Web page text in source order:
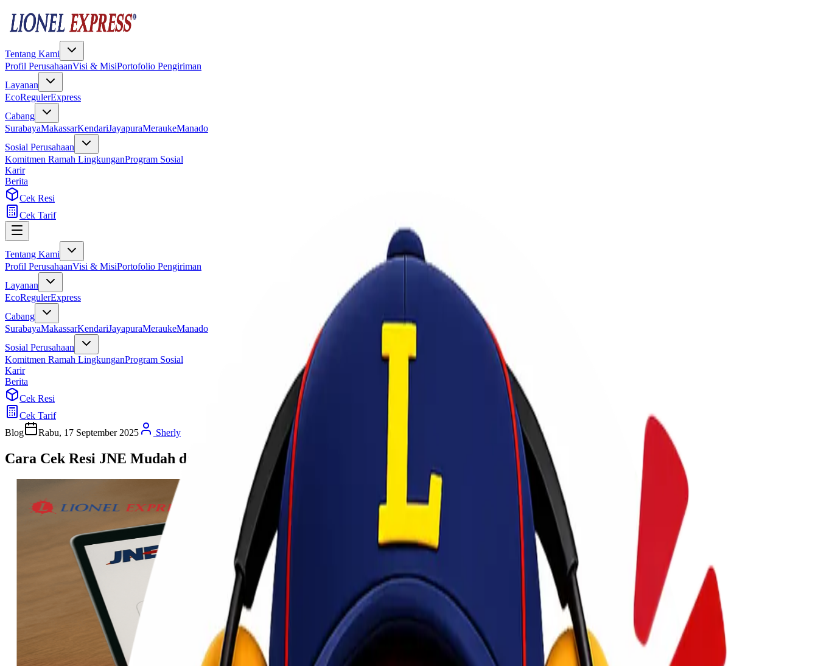
Tentang Kami
Profil PerusahaanVisi & MisiPortofolio Pengiriman
Layanan
EcoRegulerExpress
Cabang
SurabayaMakassarKendariJayapuraMeraukeManado
Sosial Perusahaan
Komitmen Ramah LingkunganProgram Sosial
Karir
Berita
Cek Resi
Cek Tarif
Tentang Kami
Profil PerusahaanVisi & MisiPortofolio Pengiriman
Layanan
EcoRegulerExpress
Cabang
SurabayaMakassarKendariJayapuraMeraukeManado
Sosial Perusahaan
Komitmen Ramah LingkunganProgram Sosial
Karir
Berita
Cek Resi
Cek Tarif
Blog
Rabu, 17 September 2025 Sherly
Cara Cek Resi JNE Mudah dan Cepat Secara Online